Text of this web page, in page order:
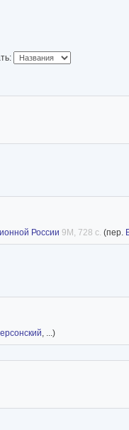
России 9M, 728 с. (пер.
, ...)